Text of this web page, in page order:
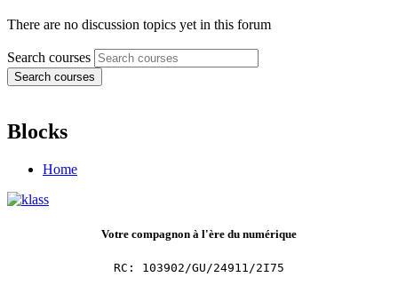
There are no discussion topics yet in this forum
Search courses
Search courses
Blocks
Home
Votre compagnon à l'ère du numérique
RC: 103902/GU/24911/2I75